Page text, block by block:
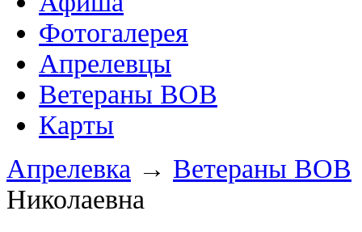
Фотогалерея
Апрелевцы
Ветераны ВОВ
Карты
Апрелевка → Ветераны ВОВ
Николаевна